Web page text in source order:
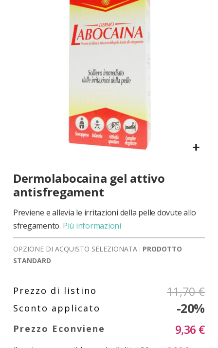
all'inizio
galleria
di
immagini
Dermolabocaina gel attivo
antisfregament
Previene e allevia le irritazioni della pelle dovute allo
sfregamento. Più informazioni
OPZIONE DI ACQUISTO SELEZIONATA : PRODOTTO
STANDARD
11,70 €
-20%
9,36 €